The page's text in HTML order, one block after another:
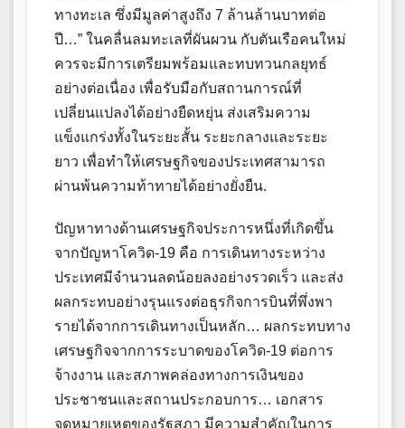
ทางทะเล ซึ่งมีมูลค่าสูงถึง 7 ล้านล้านบาทต่อ
ปี…” ในคลื่นลมทะเลที่ผันผวน กับตันเรือคนใหม่
ควรจะมีการเตรียมพร้อมและทบทวนกลยุทธ์
อย่างต่อเนื่อง เพื่อรับมือกับสถานการณ์ที่
เปลี่ยนแปลงได้อย่างยืดหยุ่น ส่งเสริมความ
แข็งแกร่งทั้งในระยะสั้น ระยะกลางและระยะ
ยาว เพื่อทำให้เศรษฐกิจของประเทศสามารถ
ผ่านพ้นความท้าทายได้อย่างยั่งยืน.
ปัญหาทางด้านเศรษฐกิจประการหนึ่งที่เกิดขึ้น
จากปัญหาโควิด-19 คือ การเดินทางระหว่าง
ประเทศมีจำนวนลดน้อยลงอย่างรวดเร็ว และส่ง
ผลกระทบอย่างรุนแรงต่อธุรกิจการบินที่พึ่งพา
รายได้จากการเดินทางเป็นหลัก… ผลกระทบทาง
เศรษฐกิจจากการระบาดของโควิด-19 ต่อการ
จ้างงาน และสภาพคล่องทางการเงินของ
ประชาชนและสถานประกอบการ… เอกสาร
จดหมายเหตุของรัฐสภา มีความสำคัญในการ